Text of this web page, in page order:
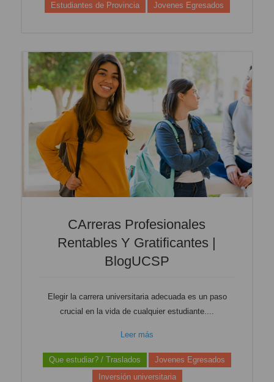
Estudiantes de Provincia
Jovenes Egresados
​​C​arreras Profesionales
Rentables Y Gratificantes |
BlogUCSP
Elegir la carrera universitaria adecuada es un paso
crucial en la vida de cualquier estudiante....
Leer más
Que estudiar? / Traslados
Jovenes Egresados
Inversión universitaria